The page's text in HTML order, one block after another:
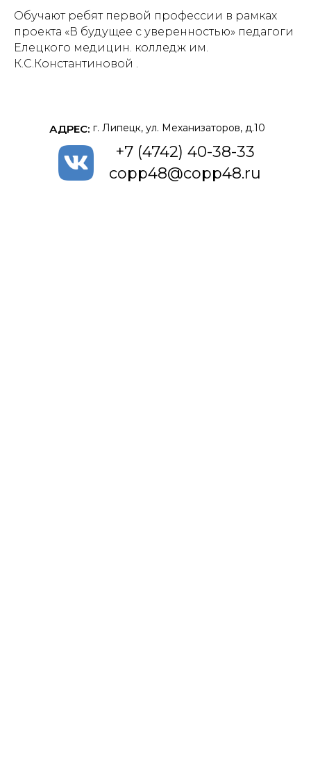
Обучают ребят первой профессии в рамках
проекта «В будущее с уверенностью» педагоги
Елецкого медицин. колледж им.
К.С.Константиновой .
+7 (4742) 40-38-33
copp48@copp48.ru
г. Липецк, ул. Механизаторов, д.10
АДРЕС: